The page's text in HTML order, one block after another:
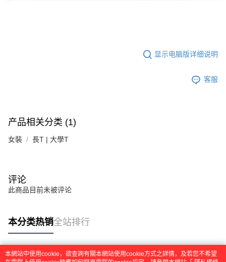
显示电脑版详细说明
客服
产品相关分类 (1)
女裝 長T | 大學T
评论
此商品目前未被评论
本分类热销全站排行
本網站中使用cookie，欲查詢有關本網站使用cookie方式之詳情，及若您不希望